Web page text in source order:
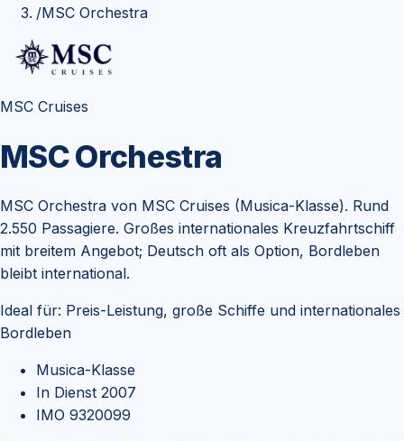
/MSC Orchestra
MSC Cruises
MSC Orchestra
MSC Orchestra von MSC Cruises (Musica-Klasse). Rund
2.550 Passagiere. Großes internationales Kreuzfahrtschiff
mit breitem Angebot; Deutsch oft als Option, Bordleben
bleibt international.
Ideal für: Preis-Leistung, große Schiffe und internationales
Bordleben
Musica-Klasse
In Dienst 2007
IMO 9320099